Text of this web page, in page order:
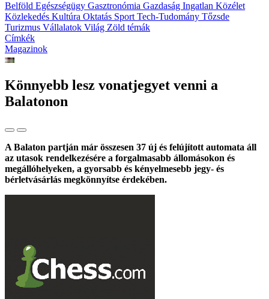
Belföld Egészségügy Gasztronómia Gazdaság Ingatlan Közélet
Közlekedés Kultúra Oktatás Sport Tech-Tudomány Tőzsde
Turizmus Vállalatok Világ Zöld témák
Címkék
Magazinok
Könnyebb lesz vonatjegyet venni a
Balatonon
A Balaton partján már összesen 37 új és felújított automata áll
az utasok rendelkezésére a forgalmasabb állomásokon és
megállóhelyeken, a gyorsabb és kényelmesebb jegy- és
bérletvásárlás megkönnyítse érdekében.